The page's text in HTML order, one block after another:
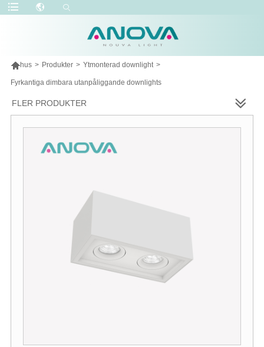
hus > Produkter > Ytmonterad downlight >
Fyrkantiga dimbara utanpåliggande downlights
FLER PRODUKTER